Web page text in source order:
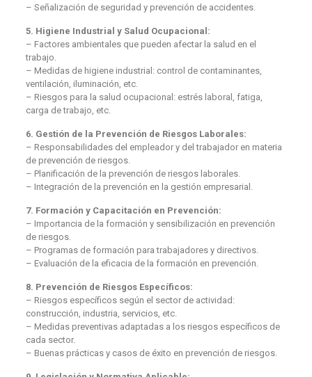
– Señalización de seguridad y prevención de accidentes.
5. Higiene Industrial y Salud Ocupacional:
– Factores ambientales que pueden afectar la salud en el
trabajo.
– Medidas de higiene industrial: control de contaminantes,
ventilación, iluminación, etc.
– Riesgos para la salud ocupacional: estrés laboral, fatiga,
carga de trabajo, etc.
6. Gestión de la Prevención de Riesgos Laborales:
– Responsabilidades del empleador y del trabajador en materia
de prevención de riesgos.
– Planificación de la prevención de riesgos laborales.
– Integración de la prevención en la gestión empresarial.
7. Formación y Capacitación en Prevención:
– Importancia de la formación y sensibilización en prevención
de riesgos.
– Programas de formación para trabajadores y directivos.
– Evaluación de la eficacia de la formación en prevención.
8. Prevención de Riesgos Específicos:
– Riesgos específicos según el sector de actividad:
construcción, industria, servicios, etc.
– Medidas preventivas adaptadas a los riesgos específicos de
cada sector.
– Buenas prácticas y casos de éxito en prevención de riesgos.